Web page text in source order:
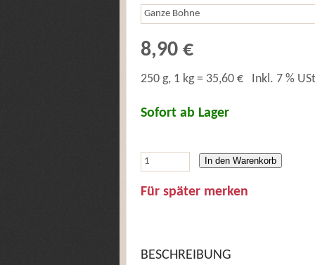
8,90 €
250 g, 1 kg = 35,60 € Inkl. 7 %
Sofort ab Lager
In den Warenkorb
Für später merken
BESCHREIBUNG